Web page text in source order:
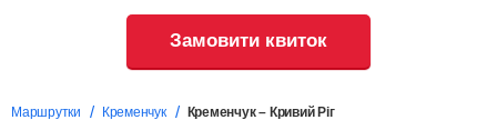
Замовити квиток
Маршрутки Кременчук Кременчук – Кривий Ріг